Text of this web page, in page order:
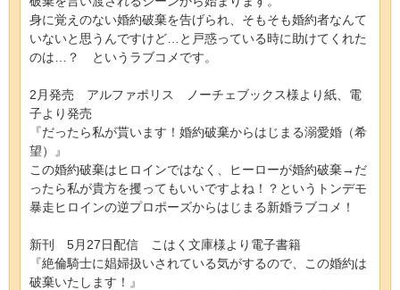
身に覚えのない婚約破棄を告げられ、そもそも婚約者なんて
いないと思うんですけど…と戸惑っている時に助けてくれた
のは…？ というラブコメです。
2月発売 アルファポリス ノーチェブックス様より紙、電
子より発売
『だったら私が貰います！婚約破棄からはじまる溺愛婚（希
望）』
この婚約破棄はヒロインではなく、ヒーローが婚約破棄→だ
ったら私が貴方を攫ってもいいですよね！？というトンデモ
暴走ヒロインの逆プロポーズからはじまる新婚ラブコメ！
新刊 5月27日配信 こはく文庫様より電子書籍
『絶倫騎士に娼婦扱いされている気がするので、この婚約は
破棄いたします！』